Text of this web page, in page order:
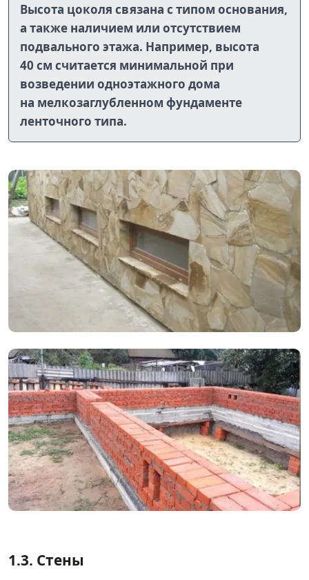
Высота цоколя связана с типом основания,
а также наличием или отсутствием
подвального этажа. Например, высота
40 см считается минимальной при
возведении одноэтажного дома
на мелкозаглубленном фундаменте
ленточного типа.
1.3. Стены